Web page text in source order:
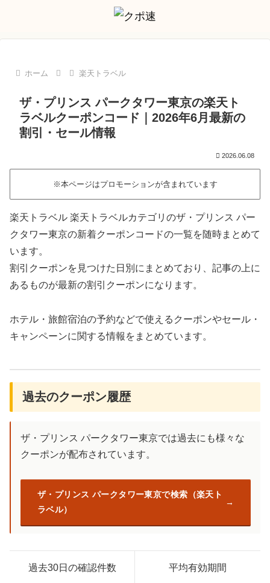
ホーム 楽天トラベル
ザ・プリンス パークタワー東京の楽天ト
ラベルクーポンコード｜2026年6月最新の
割引・セール情報
2026.06.08
※本ページはプロモーションが含まれています
楽天トラベル 楽天トラベルカテゴリのザ・プリンス パー
クタワー東京の新着クーポンコードの一覧を随時まとめて
います。
割引クーポンを見つけた日別にまとめており、記事の上に
あるものが最新の割引クーポンになります。
ホテル・旅館宿泊の予約などで使えるクーポンやセール・
キャンペーンに関する情報をまとめています。
過去のクーポン履歴
ザ・プリンス パークタワー東京では過去にも様々な
クーポンが配布されています。
ザ・プリンス パークタワー東京で検索（楽天ト
ラベル）
過去30日の確認件数
平均有効期間